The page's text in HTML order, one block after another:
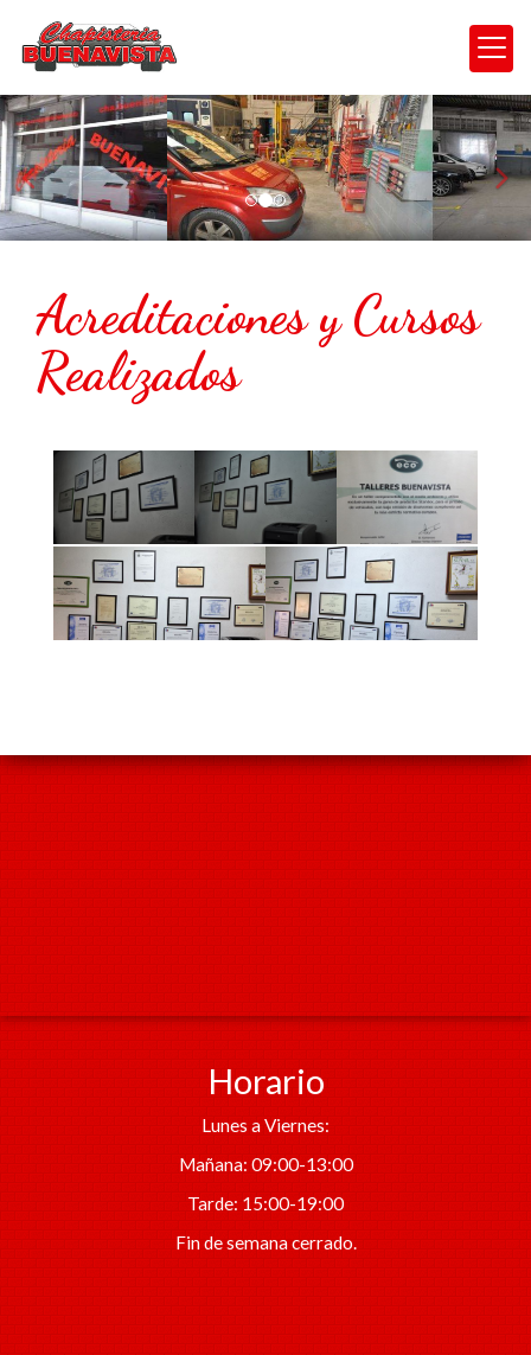
prev
Acreditaciones y Cursos
Realizados
Horario
Lunes a Viernes:
Mañana: 09:00-13:00
Tarde: 15:00-19:00
Fin de semana cerrado.